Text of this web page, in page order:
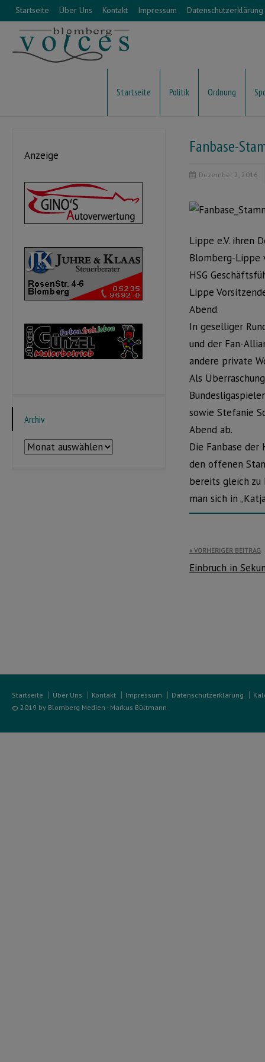
Startseite Über Uns Kontakt Impressum Datenschutzerklärung
Startseite Politik Ordnung
Fanbase-
Dezember 2, 2016
Lippe e.V. ihren
Blomberg-Lippe
HSG
Lippe
Abend.
In geselliger
und der Fan-
andere private
Als
sowie Stefanie
Abend ab.
Die Fanbase
den offenen
bereits gleich zu
man sich in
VORHERIGER BEITRAG
Einbruch in
Anzeige
Archiv
Archiv
Startseite Über Uns Kontakt Impressum Datenschutzerklärung
© 2019 by Blomberg Medien - Markus Bültmann